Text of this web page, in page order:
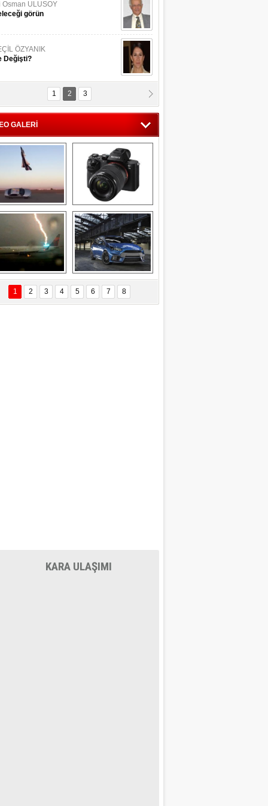
Osman ULUSOY
görün
ÖZYANIK
Değişti?
KÖYATASI
Vatan !
1 2 3
GALERİ
Savaş uçağı
pilotundan
muhteşem gösteri
Sony Alpha 7R II ön
inceleme
Delta uçağına
yıldırım çarptı
Ford Focus RS
(2015)
1 2 3 4 5 6 7 8
KARA ULAŞIMI